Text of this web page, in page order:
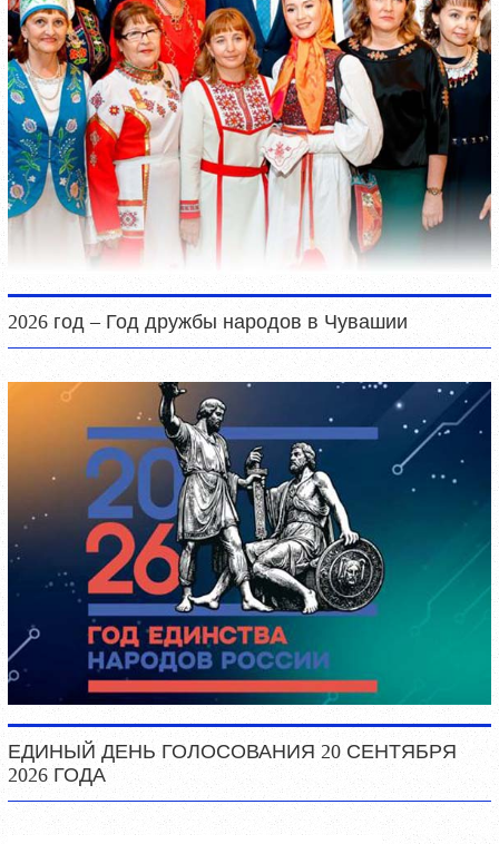
2026 год – Год дружбы народов в Чувашии
ЕДИНЫЙ ДЕНЬ ГОЛОСОВАНИЯ 20 СЕНТЯБРЯ
2026 ГОДА